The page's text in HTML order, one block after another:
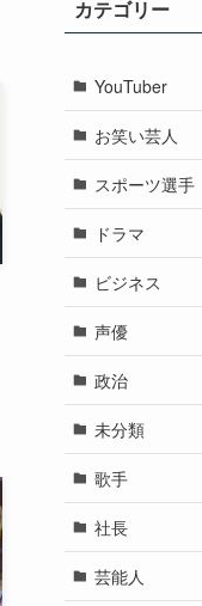
カテゴリー
YouTuber
お笑い芸人
スポーツ選手
ドラマ
ビジネス
声優
政治
未分類
歌手
社長
芸能人